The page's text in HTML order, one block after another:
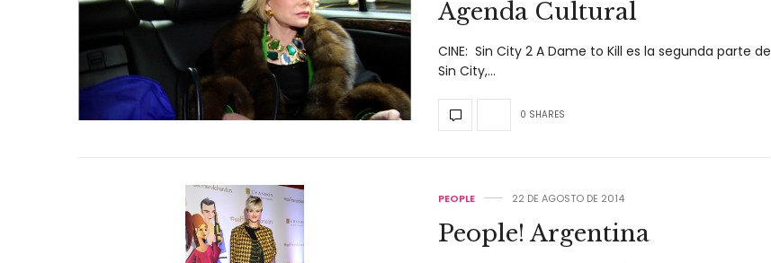
Agenda Cultural
CINE: Sin City 2 A Dame to Kill es la segunda parte de
Sin City,…
0 SHARES
PEOPLE 22 DE AGOSTO DE 2014
People! Argentina